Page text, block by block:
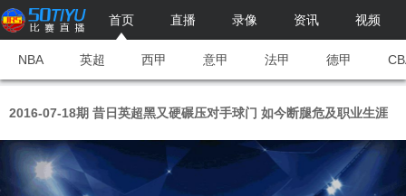
首页 直播 录像 资讯 视频
NBA 英超 西甲 意甲 法甲 德甲
2016-07-18期 昔日英超黑又硬碾压对手球门 如今断腿危及职业生涯